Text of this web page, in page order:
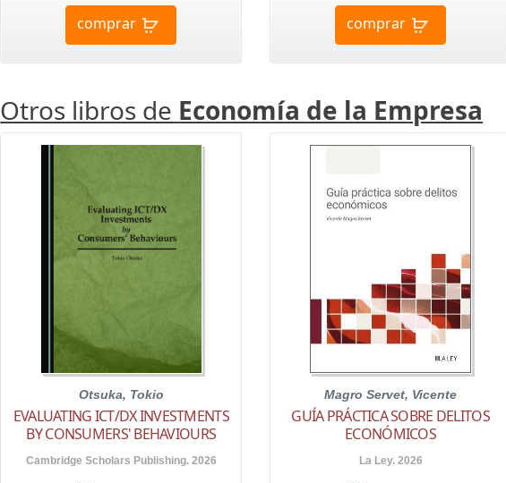
comprar comprar
Otros libros de Economía de la Empresa
Otsuka, Tokio
EVALUATING ICT/DX INVESTMENTS
BY CONSUMERS' BEHAVIOURS
Cambridge Scholars Publishing. 2026
Magro Servet, Vicente
GUÍA PRÁCTICA SOBRE DELITOS
ECONÓMICOS
La Ley. 2026